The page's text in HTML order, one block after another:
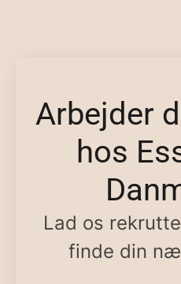
Arbejder
hos
Lad os
finde din